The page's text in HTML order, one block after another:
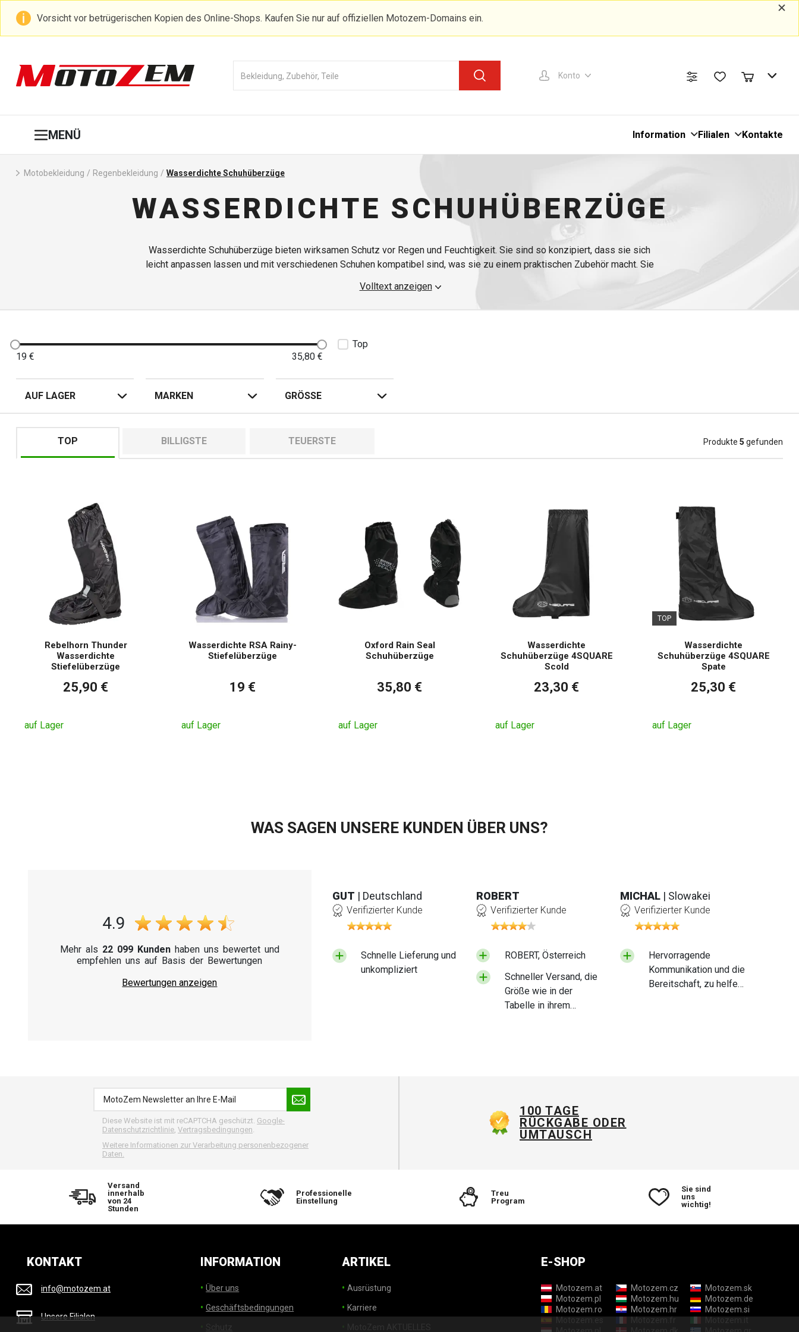
Vorsicht vor betrügerischen Kopien des Online-Shops. Kaufen Sie nur auf offiziellen Motozem-Domains ein.
Konto
MENÜ Information Filialen Kontakte
Motobekleidung / Regenbekleidung / Wasserdichte Schuhüberzüge
WASSERDICHTE SCHUHÜBERZÜGE
Wasserdichte Schuhüberzüge bieten wirksamen Schutz vor Regen und Feuchtigkeit. Sie sind so konzipiert, dass sie sich
leicht anpassen lassen und mit verschiedenen Schuhen kompatibel sind, was sie zu einem praktischen Zubehör macht. Sie
Volltext anzeigen
19 € 35,80 €
Top
AUF LAGER MARKEN GRÖSSE
Produkte 5 gefunden
TOP BILLIGSTE TEUERSTE
Rebelhorn Thunder
Wasserdichte
Stiefelüberzüge
25,90 €
auf Lager
Wasserdichte RSA Rainy-
Stiefelüberzüge
19 €
auf Lager
Oxford Rain Seal
Schuhüberzüge
35,80 €
auf Lager
Wasserdichte
Schuhüberzüge 4SQUARE
Scold
23,30 €
auf Lager
TOP
Wasserdichte
Schuhüberzüge 4SQUARE
Spate
25,30 €
auf Lager
WAS SAGEN UNSERE KUNDEN ÜBER UNS?
4.9
Mehr als 22 099 Kundenhaben uns bewertet und
empfehlen uns auf Basis der Bewertungen
Bewertungen anzeigen
GUT | Deutschland
Verifizierter Kunde
Schnelle Lieferung und
unkompliziert
ROBERT
Verifizierter Kunde
ROBERT, Österreich
Schneller Versand, die
Größe wie in der
Tabelle in ihrem
MICHAL | Slowakei
Verifizierter Kunde
Hervorragende
Kommunikation und die
Bereitschaft, zu helfen
Diese Website ist mit reCAPTCHA geschützt. Google-
Datenschutzrichtlinie Vertragsbedingungen
Weitere Informationen zur Verarbeitung personenbezogener
Daten.
100 TAGE
RÜCKGABE ODER
UMTAUSCH
Versand
innerhalb
von 24
Stunden
Professionelle
Einstellung
Treu
Program
Sie sind
uns
wichtig!
KONTAKT
info@motozem.at
Unsere Filialen
INFORMATION
Über uns
Geschäftsbedingungen
ARTIKEL
Ausrüstung
Karriere
E-SHOP
Motozem.at Motozem.cz
Motozem.sk
Motozem.pl
Motozem.hu
Motozem.de
Motozem.ro
Motozem.hr
Motozem.si